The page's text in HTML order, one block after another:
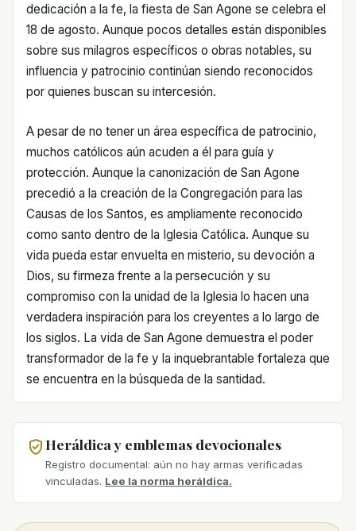
dedicación a la fe, la fiesta de San Agone se celebra el
18 de agosto. Aunque pocos detalles están disponibles
sobre sus milagros específicos o obras notables, su
influencia y patrocinio continúan siendo reconocidos
por quienes buscan su intercesión.
A pesar de no tener un área específica de patrocinio,
muchos católicos aún acuden a él para guía y
protección. Aunque la canonización de San Agone
precedió a la creación de la Congregación para las
Causas de los Santos, es ampliamente reconocido
como santo dentro de la Iglesia Católica. Aunque su
vida pueda estar envuelta en misterio, su devoción a
Dios, su firmeza frente a la persecución y su
compromiso con la unidad de la Iglesia lo hacen una
verdadera inspiración para los creyentes a lo largo de
los siglos. La vida de San Agone demuestra el poder
transformador de la fe y la inquebrantable fortaleza que
se encuentra en la búsqueda de la santidad.
Heráldica y emblemas devocionales
Registro documental: aún no hay armas verificadas
vinculadas. Lee la norma heráldica.